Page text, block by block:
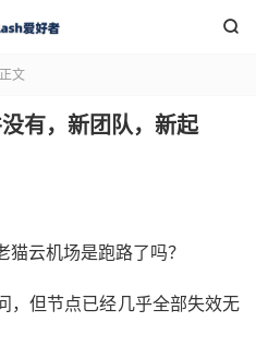

正文
有，新团队，新起
云机场是跑路了吗？
，但节点已经几乎全部失效无